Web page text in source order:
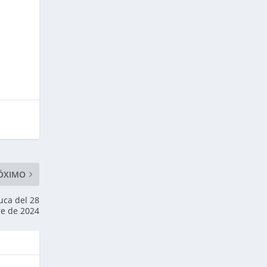
del 28
de 2024